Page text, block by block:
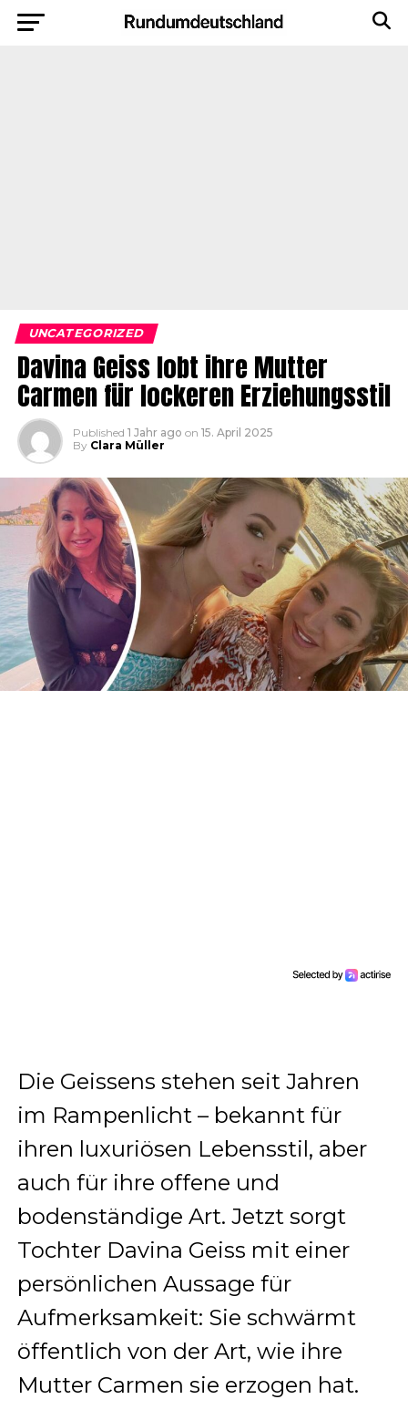
UNCATEGORIZED
Davina Geiss lobt ihre Mutter
Carmen für lockeren Erziehungsstil
Published 1 Jahr ago on 15. April 2025
By Clara Müller
Die Geissens stehen seit Jahren
im Rampenlicht – bekannt für
ihren luxuriösen Lebensstil, aber
auch für ihre offene und
bodenständige Art. Jetzt sorgt
Tochter Davina Geiss mit einer
persönlichen Aussage für
Aufmerksamkeit: Sie schwärmt
öffentlich von der Art, wie ihre
Mutter Carmen sie erzogen hat.